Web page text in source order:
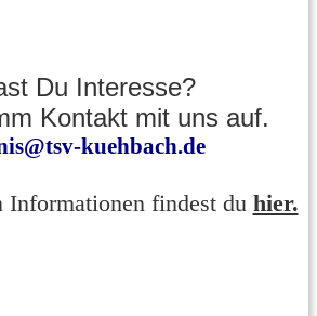
Du Interesse?
Kontakt mit uns auf.
kuehbach.de
Informationen findest du hier.